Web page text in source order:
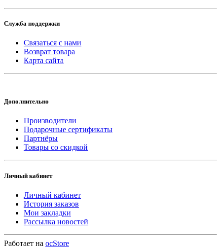
Служба поддержки
Связаться с нами
Возврат товара
Карта сайта
Дополнительно
Производители
Подарочные сертификаты
Партнёры
Товары со скидкой
Личный кабинет
Личный кабинет
История заказов
Мои закладки
Рассылка новостей
Работает на ocStore